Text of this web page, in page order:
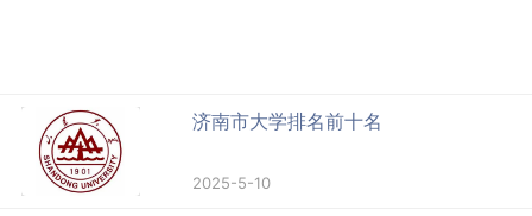
济南市大学排名前十名
2025-5-10